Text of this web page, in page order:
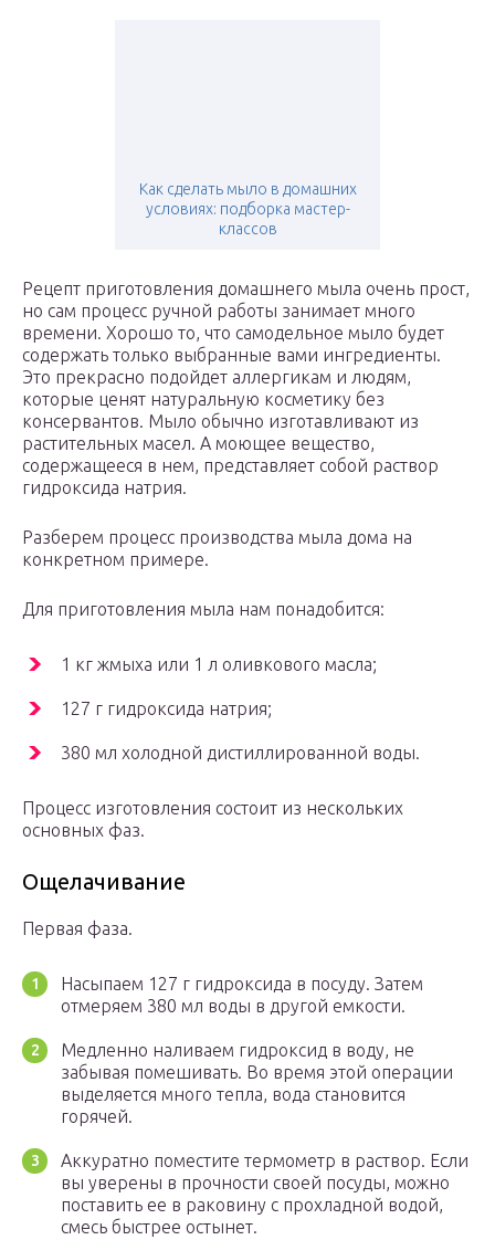
Как сделать мыло в домашних
условиях: подборка мастер-
классов
Рецепт приготовления домашнего мыла очень прост,
но сам процесс ручной работы занимает много
времени. Хорошо то, что самодельное мыло будет
содержать только выбранные вами ингредиенты.
Это прекрасно подойдет аллергикам и людям,
которые ценят натуральную косметику без
консервантов. Мыло обычно изготавливают из
растительных масел. А моющее вещество,
содержащееся в нем, представляет собой раствор
гидроксида натрия.
Разберем процесс производства мыла дома на
конкретном примере.
Для приготовления мыла нам понадобится:
1 кг жмыха или 1 л оливкового масла;
127 г гидроксида натрия;
380 мл холодной дистиллированной воды.
Процесс изготовления состоит из нескольких
основных фаз.
Ощелачивание
Первая фаза.
Насыпаем 127 г гидроксида в посуду. Затем
отмеряем 380 мл воды в другой емкости.
Медленно наливаем гидроксид в воду, не
забывая помешивать. Во время этой операции
выделяется много тепла, вода становится
горячей.
Аккуратно поместите термометр в раствор. Если
вы уверены в прочности своей посуды, можно
поставить ее в раковину с прохладной водой,
смесь быстрее остынет.